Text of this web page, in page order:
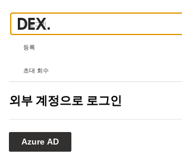
로그인
등록
초대 회수
외부 계정으로 로그인
Azure AD